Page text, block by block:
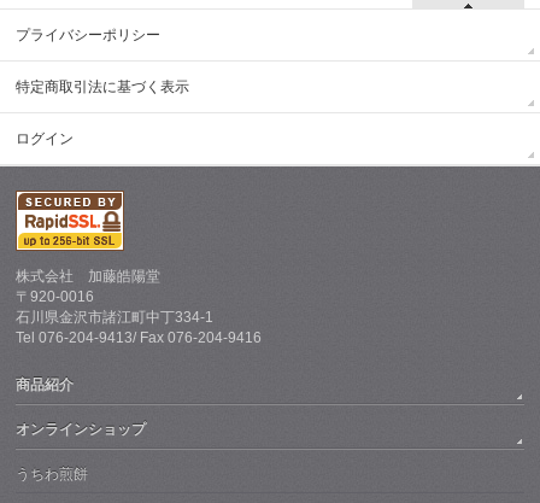
プライバシーポリシー
特定商取引法に基づく表示
ログイン
株式会社 加藤皓陽堂
〒920-0016
石川県金沢市諸江町中丁334-1
Tel 076-204-9413/ Fax 076-204-9416
商品紹介
オンラインショップ
うちわ煎餅